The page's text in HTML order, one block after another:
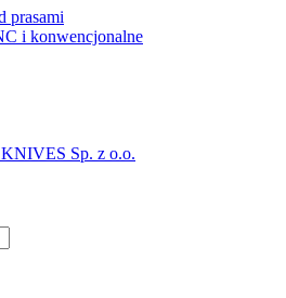
prasami
i konwencjonalne
Sp. z o.o.